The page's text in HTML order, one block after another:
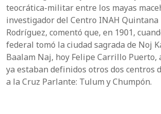
teocrática-militar entre los mayas
investigador del Centro INAH Quintana
Rodríguez, comentó que, en 1901,
federal tomó la ciudad sagrada de Noj
Baalam Naj, hoy Felipe Carrillo Puerto,
ya estaban definidos otros dos centros
a la Cruz Parlante: Tulum y Chumpón.